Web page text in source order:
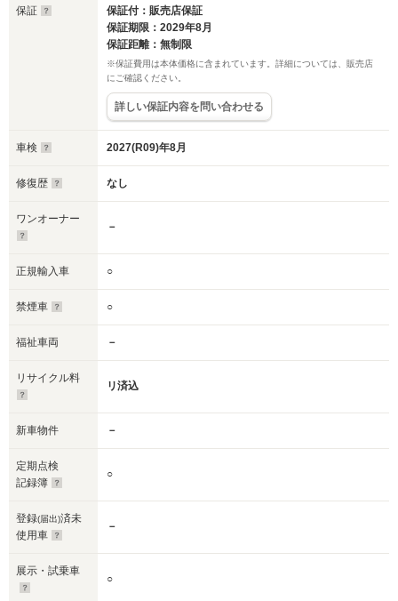
保証
保証付：販売店保証
保証期限：2029年8月
保証距離：無制限
※保証費用は本体価格に含まれています。詳細については、販売店
にご確認ください。
詳しい保証内容を問い合わせる
車検 2027(R09)年8月
修復歴 なし
ワンオーナー
－
正規輸入車 ○
禁煙車 ○
福祉車両 －
リサイクル料
リ済込
新車物件 －
定期点検
記録簿
○
登録(届出)済未
使用車
－
展示・試乗車
○